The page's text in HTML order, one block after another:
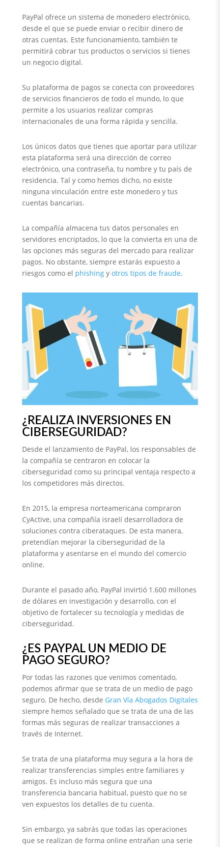
PayPal ofrece un sistema de monedero electrónico,
desde el que se puede enviar o recibir dinero de
otras cuentas. Este funcionamiento, también te
permitirá cobrar tus productos o servicios si tienes
un negocio digital.
Su plataforma de pagos se conecta con proveedores
de servicios financieros de todo el mundo, lo que
permite a los usuarios realizar compras
internacionales de una forma rápida y sencilla.
Los únicos datos que tienes que aportar para utilizar
esta plataforma será una dirección de correo
electrónico, una contraseña, tu nombre y tu país de
residencia. Tal y como hemos dicho, no existe
ninguna vinculación entre este monedero y tus
cuentas bancarias.
La compañía almacena tus datos personales en
servidores encriptados, lo que la convierta en una de
las opciones más seguras del mercado para realizar
pagos. No obstante, siempre estarás expuesto a
riesgos como el phishing y otros tipos de fraude.
¿REALIZA INVERSIONES EN
CIBERSEGURIDAD?
Desde el lanzamiento de PayPal, los responsables de
la compañía se centraron en colocar la
ciberseguridad como su principal ventaja respecto a
los competidores más directos.
En 2015, la empresa norteamericana compraron
CyActive, una compañía israelí desarrolladora de
soluciones contra ciberataques. De esta manera,
pretendían mejorar la ciberseguridad de la
plataforma y asentarse en el mundo del comercio
online.
Durante el pasado año, PayPal invirtió 1.600 millones
de dólares en investigación y desarrollo, con el
objetivo de fortalecer su tecnología y medidas de
ciberseguridad.
¿ES PAYPAL UN MEDIO DE
PAGO SEGURO?
Por todas las razones que venimos comentado,
podemos afirmar que se trata de un medio de pago
seguro. De hecho, desde Gran Vía Abogados Digitales
siempre hemos señalado que se trata de una de las
formas más seguras de realizar transacciones a
través de Internet.
Se trata de una plataforma muy segura a la hora de
realizar transferencias simples entre familiares y
amigos. Es incluso más segura que una
transferencia bancaria habitual, puesto que no se
ven expuestos los detalles de tu cuenta.
Sin embargo, ya sabrás que todas las operaciones
que se realizan de forma online entrañan una serie